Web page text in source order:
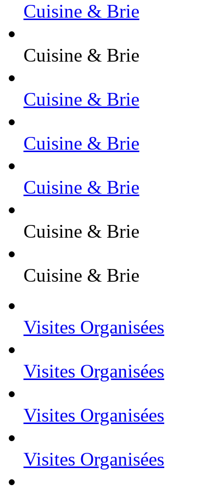
Cuisine & Brie
Cuisine & Brie
Cuisine & Brie
Cuisine & Brie
Cuisine & Brie
Cuisine & Brie
Cuisine & Brie
Visites Organisées
Visites Organisées
Visites Organisées
Visites Organisées